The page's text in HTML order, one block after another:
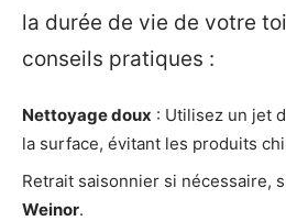
la durée de vie de votre
conseils pratiques :
Nettoyage doux : Utilisez un jet
la surface, évitant les produits
Retrait saisonnier si nécessaire,
Weinor.